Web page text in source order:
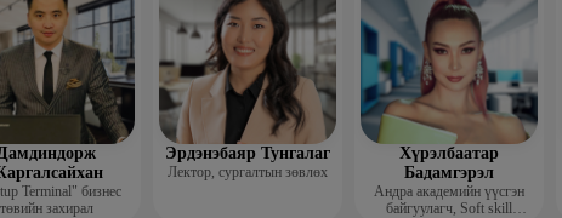
Terminal" бизнес
төвийн захирал
Эрдэнэбаяр Тунгалаг
Лектор, сургалтын зөвлөх
Хүрэлбаатар
Бадамгэрэл
Андра академийн үүсгэн
байгуулагч, Soft skill